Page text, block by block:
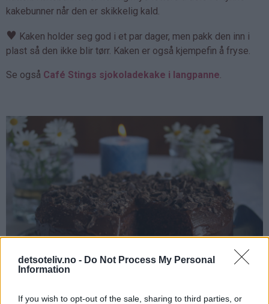
detsoteliv.no - Do Not Process My Personal
Information
If you wish to opt-out of the sale, sharing to third parties, or
kakebunner når den er skikkelig kald.
♥ Kaken holder seg god i et par dager, men pakk den inn i
plast så den ikke blir tørr. Kaken er også kjempefin å fryse.
Se også Café Stings sjokoladekake i langpanne.